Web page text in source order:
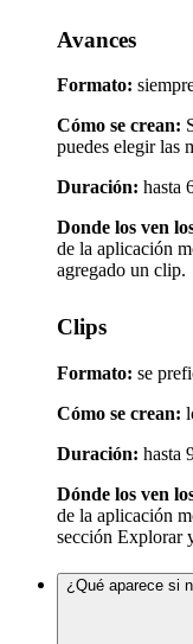
Avances
Formato:
Cómo se crean:
puedes elegir las
Duración: hasta
Donde los ven
de la aplicación
agregado un clip.
Clips
Formato: se
Cómo se crean:
Duración: hasta
Dónde los ven
de la aplicación
sección Explorar
¿Qué aparece si